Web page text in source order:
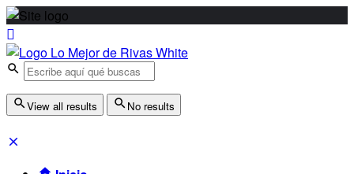
View all results No results